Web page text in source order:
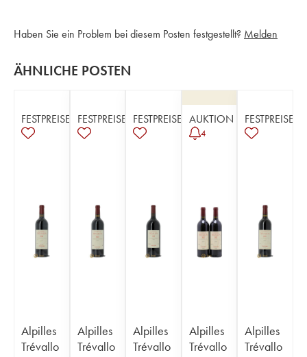
Haben Sie ein Problem bei diesem Posten festgestellt? Melden
ÄHNLICHE POSTEN
FESTPREISE
Alpilles
Trévallo
FESTPREISE
Alpilles
Trévallo
FESTPREISE
Alpilles
Trévallo
AUKTION
4
Alpilles
Trévallo
FESTPREISE
Alpilles
Trévallo